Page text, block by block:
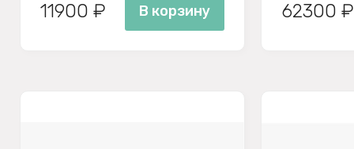
11900 ₽ В корзину 62300 ₽